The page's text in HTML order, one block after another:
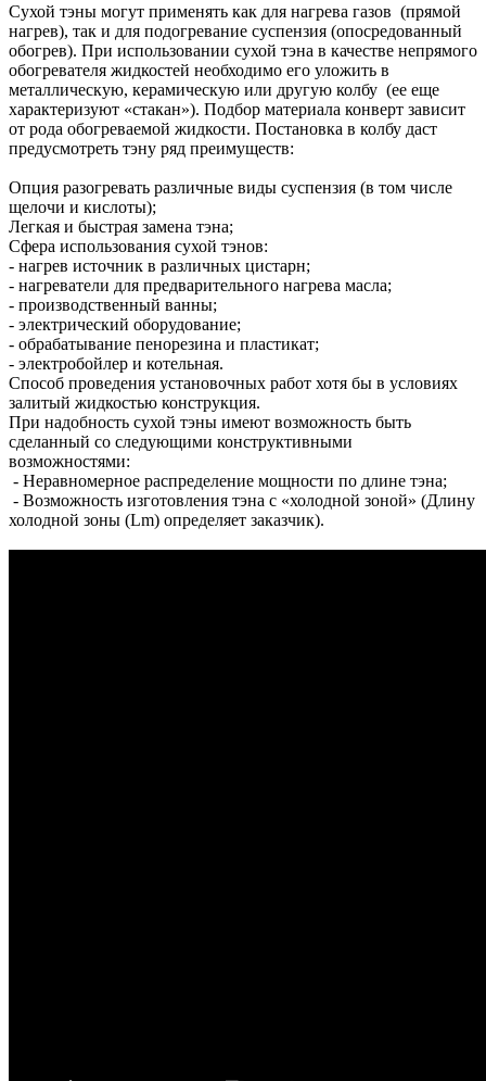
Сухой тэны могут применять как для нагрева газов (прямой
нагрев), так и для подогревание суспензия (опосредованный
обогрев). При использовании сухой тэна в качестве непрямого
обогревателя жидкостей необходимо его уложить в
металлическую, керамическую или другую колбу (ее еще
характеризуют «стакан»). Подбор материала конверт зависит
от рода обогреваемой жидкости. Постановка в колбу даст
предусмотреть тэну ряд преимуществ:
Опция разогревать различные виды суспензия (в том числе
щелочи и кислоты);
Легкая и быстрая замена тэна;
Сфера использования сухой тэнов:
- нагрев источник в различных цистарн;
- нагреватели для предварительного нагрева масла;
- производственный ванны;
- электрический оборудование;
- обрабатывание пенорезина и пластикат;
- электробойлер и котельная.
Способ проведения установочных работ хотя бы в условиях
залитый жидкостью конструкция.
При надобность сухой тэны имеют возможность быть
сделанный со следующими конструктивными
возможностями:
- Неравномерное распределение мощности по длине тэна;
- Возможность изготовления тэна с «холодной зоной» (Длину
холодной зоны (Lm) определяет заказчик).